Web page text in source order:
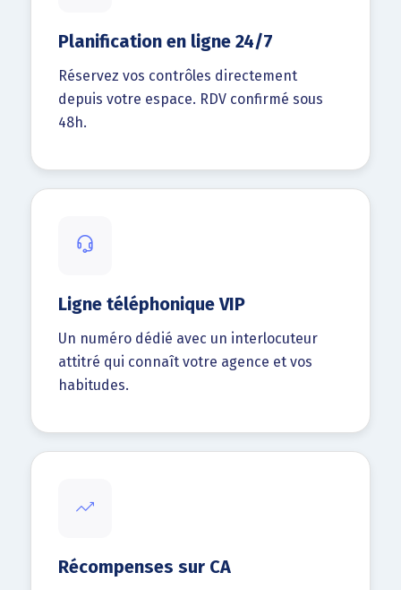
Planification en ligne 24/7
Réservez vos contrôles directement
depuis votre espace. RDV confirmé sous
48h.
Ligne téléphonique VIP
Un numéro dédié avec un interlocuteur
attitré qui connaît votre agence et vos
habitudes.
Récompenses sur CA